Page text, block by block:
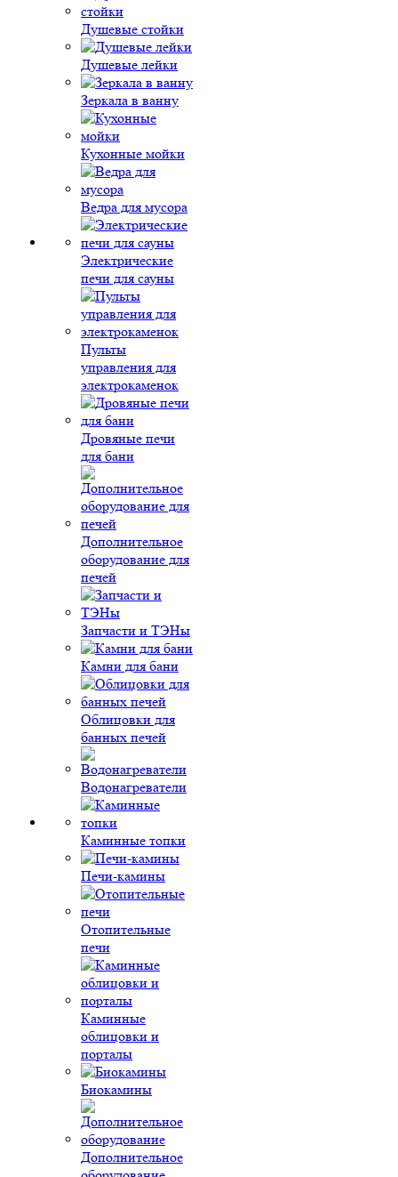
Душевые стойки
Душевые лейки
Зеркала в ванну
Кухонные мойки
Ведра для мусора
Электрические
печи для сауны
Пульты
управления для
электрокаменок
Дровяные печи
для бани
Дополнительное
оборудование для
печей
Запчасти и ТЭНы
Камни для бани
Облицовки для
банных печей
Водонагреватели
Каминные топки
Печи-камины
Отопительные
печи
Каминные
облицовки и
порталы
Биокамины
Дополнительное